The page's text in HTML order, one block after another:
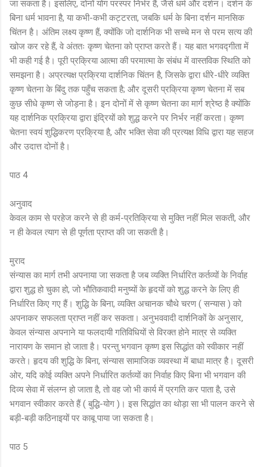
जा सकता है। इसलिए, दोनों योग परस्पर निर्भर हैं, जैसे धर्म और दर्शन। दर्शन के
बिना धर्म भावना है, या कभी-कभी कट्टरता, जबकि धर्म के बिना दर्शन मानसिक
चिंतन है। अंतिम लक्ष्य कृष्ण हैं, क्योंकि जो दार्शनिक भी सच्चे मन से परम सत्य की
खोज कर रहे हैं, वे अंततः कृष्ण चेतना को प्राप्त करते हैं। यह बात भगवद्गीता में
भी कही गई है। पूरी प्रक्रिया आत्मा की परमात्मा के संबंध में वास्तविक स्थिति को
समझना है। अप्रत्यक्ष प्रक्रिया दार्शनिक चिंतन है, जिसके द्वारा धीरे-धीरे व्यक्ति
कृष्ण चेतना के बिंदु तक पहुँच सकता है; और दूसरी प्रक्रिया कृष्ण चेतना में सब
कुछ सीधे कृष्ण से जोड़ना है। इन दोनों में से कृष्ण चेतना का मार्ग श्रेष्ठ है क्योंकि
यह दार्शनिक प्रक्रिया द्वारा इंद्रियों को शुद्ध करने पर निर्भर नहीं करता। कृष्ण
चेतना स्वयं शुद्धिकरण प्रक्रिया है, और भक्ति सेवा की प्रत्यक्ष विधि द्वारा यह सहज
और उदात्त दोनों है।
पाठ 4
अनुवाद
केवल काम से परहेज करने से ही कर्म-प्रतिक्रिया से मुक्ति नहीं मिल सकती, और
न ही केवल त्याग से ही पूर्णता प्राप्त की जा सकती है।
मुराद
संन्यास का मार्ग तभी अपनाया जा सकता है जब व्यक्ति निर्धारित कर्तव्यों के निर्वाह
द्वारा शुद्ध हो चुका हो, जो भौतिकवादी मनुष्यों के हृदयों को शुद्ध करने के लिए ही
निर्धारित किए गए हैं। शुद्धि के बिना, व्यक्ति अचानक चौथे चरण ( सन्यास ) को
अपनाकर सफलता प्राप्त नहीं कर सकता। अनुभववादी दार्शनिकों के अनुसार,
केवल संन्यास अपनाने या फलदायी गतिविधियों से विरक्त होने मात्र से व्यक्ति
नारायण के समान हो जाता है। परन्तु भगवान कृष्ण इस सिद्धांत को स्वीकार नहीं
करते। हृदय की शुद्धि के बिना, संन्यास सामाजिक व्यवस्था में बाधा मात्र है। दूसरी
ओर, यदि कोई व्यक्ति अपने निर्धारित कर्तव्यों का निर्वाह किए बिना भी भगवान की
दिव्य सेवा में संलग्न हो जाता है, तो वह जो भी कार्य में प्रगति कर पाता है, उसे
भगवान स्वीकार करते हैं ( बुद्धि-योग )। इस सिद्धांत का थोड़ा सा भी पालन करने से
बड़ी-बड़ी कठिनाइयों पर काबू पाया जा सकता है।
पाठ 5